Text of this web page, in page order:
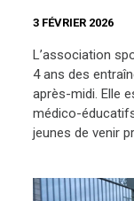
3 FÉVRIER 2026
L’association
4 ans des
après-midi. Elle
médico-
jeunes de venir